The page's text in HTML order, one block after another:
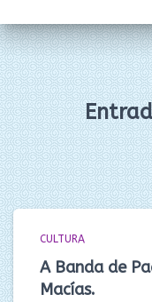
CULTURA
A Banda de
Macías.